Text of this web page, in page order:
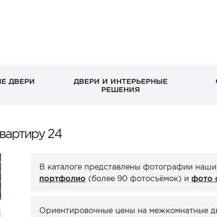
ДВЕРИ
панелями
ХИТ
ДВЕРИ И ИНТЕРЬЕРНЫЕ
РЕШЕНИЯ
Стеновые панели Порталы ХИТ
24
В каталоге представлены фотографии
портфолио (более 90 фотосъёмок) и фото
Ориентировочные цены на межкомнатные